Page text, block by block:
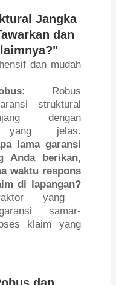
Jangka
dan
dan mudah
Robus
struktural
dengan
yang jelas.
lama garansi
Anda berikan,
waktu respons
di lapangan?
yang
samar-
klaim yang